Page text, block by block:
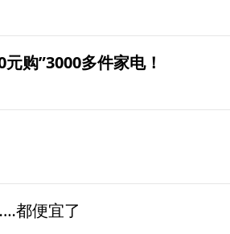
购”3000多件家电！
都便宜了